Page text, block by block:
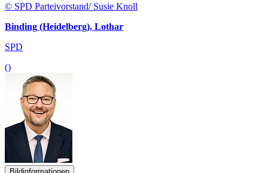
© SPD Parteivorstand/ Susie Knoll
Binding (Heidelberg), Lothar
SPD
()